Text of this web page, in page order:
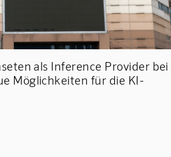
als Inference Provider bei
Möglichkeiten für die KI-